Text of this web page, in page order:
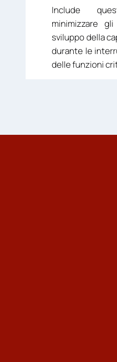
Include
minimizzare
sviluppo della
durante le
delle funzioni